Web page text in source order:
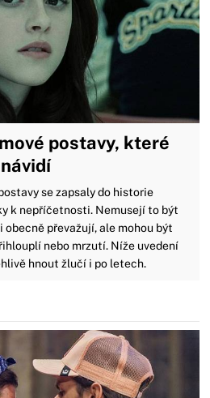
postavy, které
se zapsaly do historie
k nepříčetnosti. Nemusejí to být
převažují, ale mohou být
nebo mrzutí. Níže uvedení
hnout žlučí i po letech.